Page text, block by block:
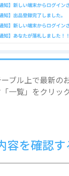
ブル上で最新の
一覧」をクリ
容を確認す